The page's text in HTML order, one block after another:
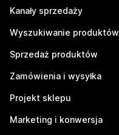
Kanały sprzedaży
Wyszukiwanie produktów
Sprzedaż produktów
Zamówienia i wysyłka
Projekt sklepu
Marketing i konwersja